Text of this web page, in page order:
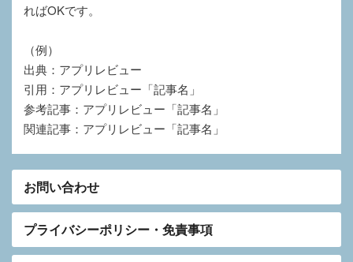
ればOKです。
（例）
出典：アプリレビュー
引用：アプリレビュー「記事名」
参考記事：アプリレビュー「記事名」
関連記事：アプリレビュー「記事名」
お問い合わせ
プライバシーポリシー・免責事項